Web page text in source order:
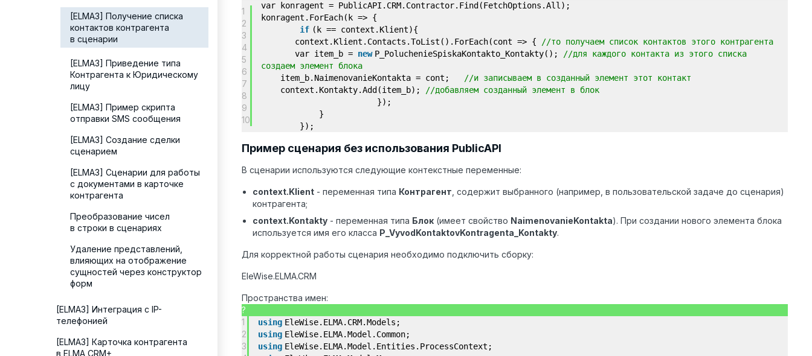
[ELMA3] Получение списка
контактов контрагента
в сценарии
[ELMA3] Приведение типа
Контрагента к Юридическому
лицу
[ELMA3] Пример скрипта
отправки SMS сообщения
[ELMA3] Создание сделки
сценарием
[ELMA3] Сценарии для работы
с документами в карточке
контрагента
Преобразование чисел
в строки в сценариях
Удаление представлений,
влияющих на отображение
сущностей через конструктор
форм
[ELMA3] Интеграция с IP-
телефонией
[ELMA3] Карточка контрагента
в ELMA CRM+
1
2
3
4
5
6
7
8
9
10
var konragent = PublicAPI.CRM.Contractor.Find(FetchOptions.All);
konragent.ForEach(k => {
if (k == context.Klient){
context.Klient.Contacts.ToList().ForEach(cont => { //то получаем список контактов этого контрагента
var item_b = new P_PoluchenieSpiskaKontakto_Kontakty(); //для каждого контакта из этого списка
создаем элемент блока
item_b.NaimenovanieKontakta = cont; //и записываем в созданный элемент этот контакт
context.Kontakty.Add(item_b); //добавляем созданный элемент в блок
});
}
});
Пример сценария без использования PublicAPI
В сценарии используются следующие контекстные переменные:
context.Klient - переменная типа Контрагент , содержит выбранного (например, в пользовательской задаче до сценария)
контрагента;
context.Kontakty - переменная типа Блок (имеет свойство NaimenovanieKontakta). При создании нового элемента блока
используется имя его класса P_VyvodKontaktovKontragenta_Kontakty.
Для корректной работы сценария необходимо подключить сборку:
EleWise.ELMA.CRM
Пространства имен:
?
1
2
3
using EleWise.ELMA.CRM.Models;
using EleWise.ELMA.Model.Common;
using EleWise.ELMA.Model.Entities.ProcessContext;